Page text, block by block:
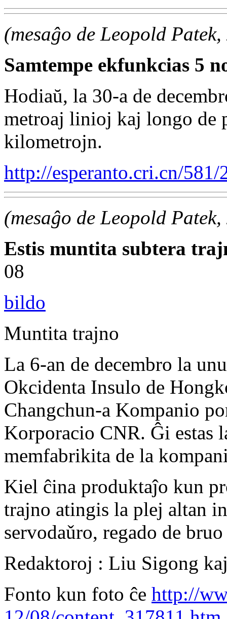
(mesaĝo de Leopold
Samtempe ekfunkcias 5
Hodiaŭ, la 30-a de
metroaj linioj kaj longo de
kilometrojn.
http://esperanto.cri.cn/
(mesaĝo de Leopold
Estis muntita subtera
08
bildo
Muntita trajno
La 6-an de decembro la
Okcidenta Insulo de
Changchun-a Kompanio
Korporacio CNR. Ĝi estas
memfabrikita de la
Kiel ĉina produktaĵo kun
trajno atingis la plej altan
servodaǔro, regado de
Redaktoroj : Liu Sigong
Fonto kun foto ĉe http://